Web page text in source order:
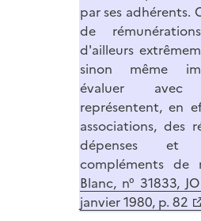
par ses adhérents.
de
d'ailleurs
sinon même
évaluer avec
représentent, en
associations, des
dépenses
compléments de
Blanc, n° 31833,
janvier 1980, p. 82